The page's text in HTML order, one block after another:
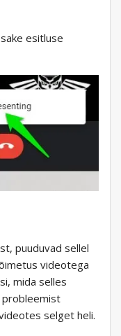
esitluse
puuduvad sellel
videotega
mida selles
probleemist
selget heli.